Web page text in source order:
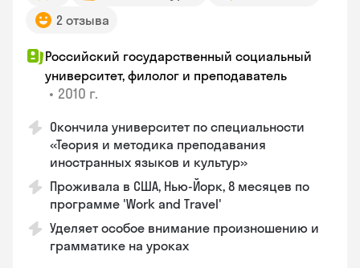
2 отзыва
Российский государственный социальный
университет, филолог и преподаватель
• 2010 г.
Окончила университет по специальности
«Теория и методика преподавания
иностранных языков и культур»
Проживала в США, Нью-Йорк, 8 месяцев по
программе 'Work and Travel'
Уделяет особое внимание произношению и
грамматике на уроках